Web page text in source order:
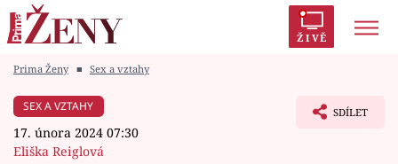
ŽIVĚ
Módní alarm
Prima Ženy ■ Sex a vztahy
SEX A VZTAHY
17. února 2024 07:30
Eliška Reiglová
SDÍLET